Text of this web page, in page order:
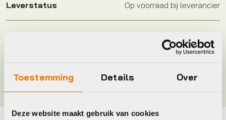
Toestemming Details Over
Deze website maakt gebruik van cookies
Leverstatus Op voorraad bij leverancier